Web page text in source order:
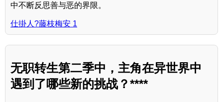
中不断反思善与恶的界限。
仕掛人?藤枝梅安 1
无职转生第二季中，主角在异世界中
遇到了哪些新的挑战？****